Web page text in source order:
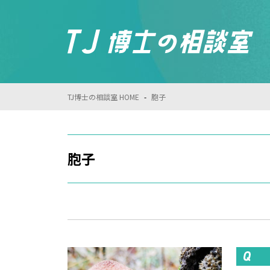
TJ博士の相談室 HOME - 胞子
胞子